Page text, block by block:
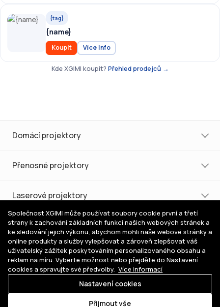
{tag}
{name}
Koupit Více info
Kde XGIMI koupit? Přehled prodejců →
Domácí projektory
Přenosné projektory
Laserové projektory
Nákup a podpora
Pomoc s výběrem
© 2026 XGIMI Česká republika. Všechna práva vyhrazena.
Společnost XGIMI může používat soubory cookie první a třetí
strany k zachování základních funkcí našich webových stránek a
ke sledování jejich výkonu, abychom mohli naše webové stránky a
online produkty a služby vylepšovat a zároveň zlepšovat váš
uživatelský zážitek poskytováním personalizovaného obsahu a
reklam na míru. Vyberte možnost nebo přejděte do Nastavení
cookies a spravujte své předvolby. Více informací
Nastavení cookies
Přijmout vše